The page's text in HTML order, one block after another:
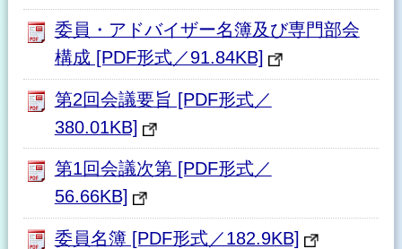
委員・アドバイザー名簿及び専門部会
構成 [PDF形式／91.84KB]
第2回会議要旨 [PDF形式／
380.01KB]
第1回会議次第 [PDF形式／
56.66KB]
委員名簿 [PDF形式／182.9KB]